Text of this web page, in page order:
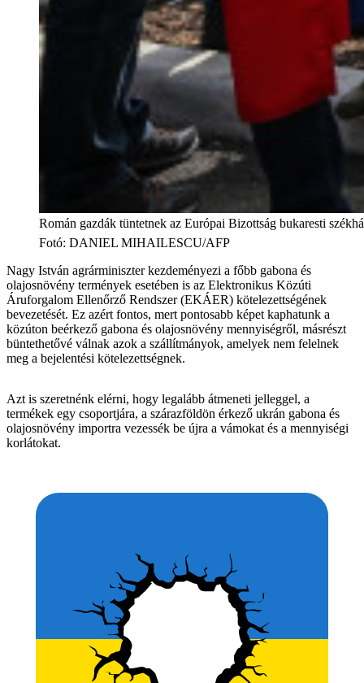
Román gazdák tüntetnek az Európai Bizottság bukaresti
Fotó: DANIEL MIHAILESCU/AFP
Nagy István agrárminiszter kezdeményezi a főbb gabona és
olajosnövény termények esetében is az Elektronikus Közúti
Áruforgalom Ellenőrző Rendszer (EKÁER) kötelezettségének
bevezetését. Ez azért fontos, mert pontosabb képet kaphatunk a
közúton beérkező gabona és olajosnövény mennyiségről, másrészt
büntethetővé válnak azok a szállítmányok, amelyek nem felelnek
meg a bejelentési kötelezettségnek.
Azt is szeretnénk elérni, hogy legalább átmeneti jelleggel, a
termékek egy csoportjára, a szárazföldön érkező ukrán gabona és
olajosnövény importra vezessék be újra a vámokat és a mennyiségi
korlátokat.